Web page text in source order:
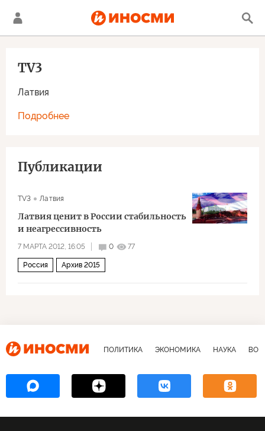
Латвия
TV3
Подробнее
Публикации
TV3 Латвия
Латвия ценит в России стабильность
и неагрессивность
7 МАРТА 2012, 16:05 0 77
Россия Архив 2015
ПОЛИТИКА ЭКОНОМИКА НАУКА